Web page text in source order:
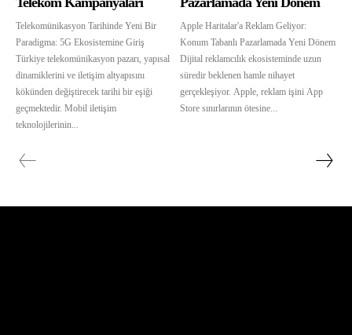
Telekomünikasyon Tarihinde Yeni Bir
Paradigma: 5G Ekosistemine Giriş
Türkiye telekomünikasyon pazarı, yapısal
dinamiklerini ve iletişim altyapısını
kökünden değiştirecek tarihi bir eşiği
geçmektedir. Mobil iletişim
teknolojilerinin...
Apple Haritalar'a Reklam Geliyor:
Konum Tabanlı Pazarlamada Yeni Dönem
Dijital reklamcılık ekosisteminde uzun
süredir beklenen hamle nihayet
gerçekleşiyor. Apple, reklam işini App
Store sınırlarının ötesine...